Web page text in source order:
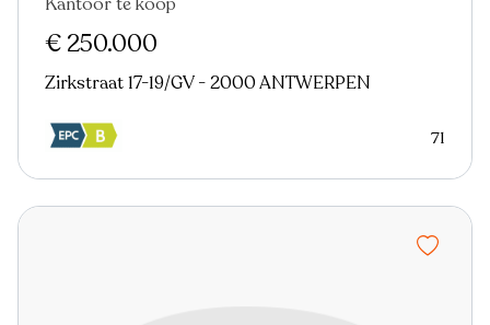
€ 250.000
Zirkstraat 17-19/GV - 2000 ANTWERPEN
71